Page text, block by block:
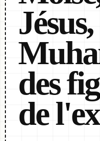
Jésus,
des
de